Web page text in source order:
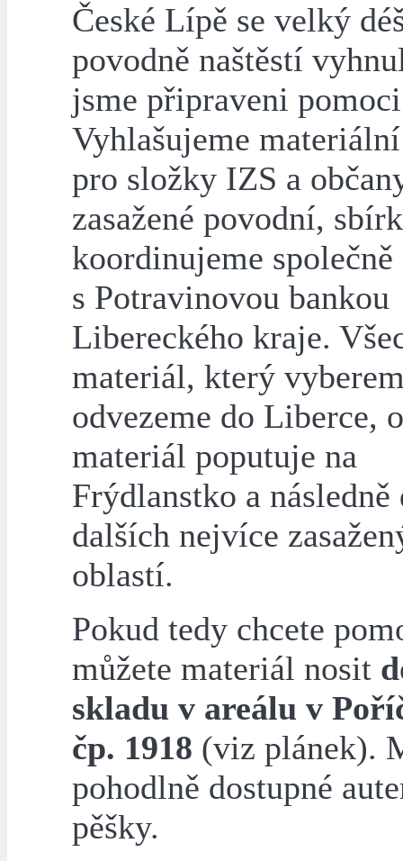
České Lípě se velký
povodně naštěstí
jsme připraveni
Vyhlašujeme
pro složky IZS a
zasažené povodní,
koordinujeme společně
s Potravinovou bankou
Libereckého kraje.
materiál, který
odvezeme do Liberce,
materiál poputuje na
Frýdlanstko a následně
dalších nejvíce
oblastí.
Pokud tedy chcete
můžete materiál nosit
skladu v areálu v
čp. 1918 (viz plánek).
pohodlně dostupné
pěšky.